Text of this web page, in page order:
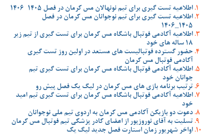
اطلاعیه تست گیری برای تیم نونهالان مس کرمان در فصل 1405-1406
اطلاعیه تست گیری برای تیم نوجوانان مس کرمان در فصل
1405_1406
اطلاعیه آکادمی فوتبال باشگاه مس کرمان برای تست گیری از تیم زیر
18 ساله های خود
حضور گسترده فوتبالیست های مستعد در اولین روز تست گیری
آکادمی فوتبال مس کرمان
اطلاعیه آکادمی فوتبال باشگاه مس کرمان برای تست گیری تیم
جوانان خود
ترتیب برنامه بازی های مس کرمان در لیگ یک فصل پیش رو
اطلاعیه آکادمی فوتبال باشگاه مس کرمان برای تست گیری تیم امید
خود
دعوت دو بازیکن آکادمی مس کرمان به اردوی تیم ملی نوجوانان
تسلیت به آقای نوروزپور از اعضای کادر پزشکی تیم فوتبال مس کرمان
اواخر شهریور زمان استارت فصل جدید لیگ یک